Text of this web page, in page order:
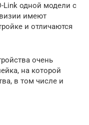
Link одной модели с
имеют
и отличаются
очень
на которой
в том числе и